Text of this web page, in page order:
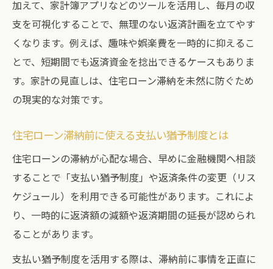
加えて、家計簿アプリなどのツールを活用し、毎月の収
支を可視化することで、無理のない返済計画を立てやす
くなります。例えば、趣味や娯楽費を一時的に抑えるこ
とで、短期間でも返済資金を捻出できるケースもありま
す。家計の見直しは、住宅ローン滞納を未然に防ぐため
の現実的な対策です。
住宅ローン滞納前に使える支払い猶予制度とは
住宅ローンの滞納が心配な場合、早めに金融機関へ相談
することで「支払い猶予制度」や返済条件の変更（リス
ケジュール）を利用できる可能性があります。これによ
り、一時的に返済額の減額や返済期間の延長が認められ
ることがあります。
支払い猶予制度を活用する際は、滞納前に事情を正直に